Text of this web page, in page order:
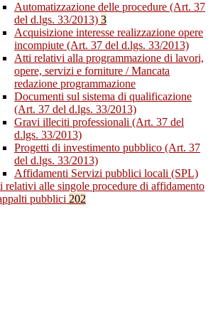
Automatizzazione delle procedure (Art. 37
del d.lgs. 33/2013) 3
Acquisizione interesse realizzazione opere
incompiute (Art. 37 del d.lgs. 33/2013)
Atti relativi alla programmazione di lavori,
opere, servizi e forniture / Mancata
redazione programmazione
Documenti sul sistema di qualificazione
(Art. 37 del d.lgs. 33/2013)
Gravi illeciti professionali (Art. 37 del
d.lgs. 33/2013)
Progetti di investimento pubblico (Art. 37
del d.lgs. 33/2013)
Affidamenti Servizi pubblici locali (SPL)
relativi alle singole procedure di affidamento
pubblici 202